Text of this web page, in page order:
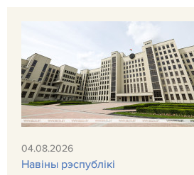
04.08.2026
Навiны рэспублiкi